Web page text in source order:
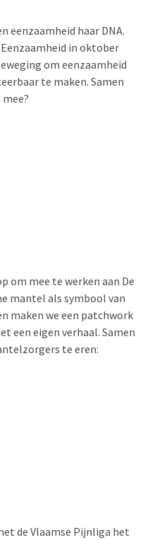
eenzaamheid haar DNA.
in oktober
om eenzaamheid
te maken. Samen
om mee te werken aan De
mantel als symbool van
maken we een patchwork
een eigen verhaal. Samen
te eren:
de Vlaamse Pijnliga het